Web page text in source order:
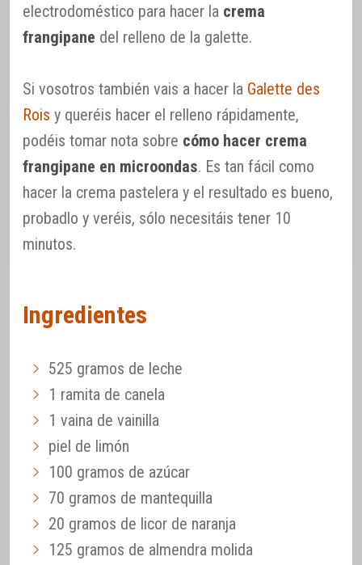
electrodoméstico para hacer la crema
frangipane del relleno de la galette.
Si vosotros también vais a hacer la Galette des
Rois y queréis hacer el relleno rápidamente,
podéis tomar nota sobre cómo hacer crema
frangipane en microondas. Es tan fácil como
hacer la crema pastelera y el resultado es bueno,
probadlo y veréis, sólo necesitáis tener 10
minutos.
Ingredientes
525 gramos de leche
1 ramita de canela
1 vaina de vainilla
piel de limón
100 gramos de azúcar
70 gramos de mantequilla
20 gramos de licor de naranja
125 gramos de almendra molida